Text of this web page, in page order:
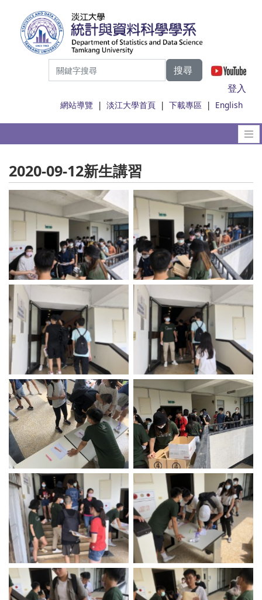
搜尋
登入
網站導覽 |淡江大學首頁 |下載專區 | English
2020-09-12新生講習
No Caption No Caption
No Caption No Caption
No Caption No Caption
No Caption No Caption